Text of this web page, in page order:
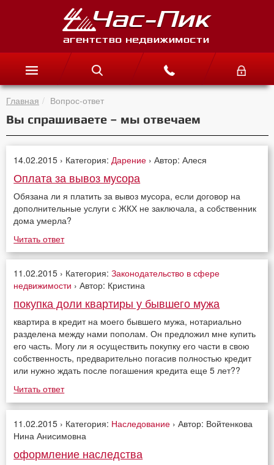
Главная Вопрос-ответ
Вы спрашиваете – мы отвечаем
14.02.2015 › Категория: Дарение › Автор: Алеся
Оплата за вывоз мусора
Обязана ли я платить за вывоз мусора, если договор на
дополнительные услуги с ЖКХ не заключала, а собственник
дома умерла?
Читать ответ
11.02.2015 › Категория:Законодательство в сфере
недвижимости › Автор: Кристина
покупка доли квартиры у бывшего мужа
квартира в кредит на моего бывшего мужа, нотариально
разделена между нами пополам. Он предложил мне купить
его часть. Могу ли я осуществить покупку его части в свою
собственность, предварительно погасив полностью кредит
или нужно ждать после погашения кредита еще 5 лет??
Читать ответ
11.02.2015 › Категория: Наследование › Автор: Войтенкова
Нина Анисимовна
оформление наследства